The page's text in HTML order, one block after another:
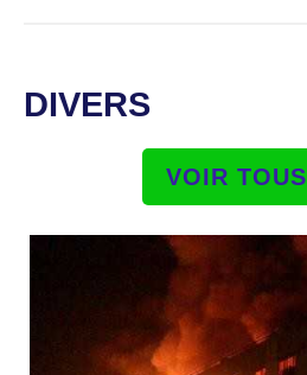
DIVERS
VOIR TOUS